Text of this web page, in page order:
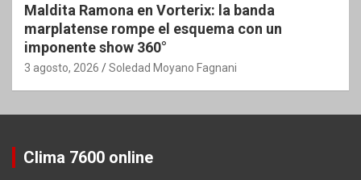
Maldita Ramona en Vorterix: la banda
marplatense rompe el esquema con un
imponente show 360°
3 agosto, 2026 Soledad Moyano Fagnani
Clima 7600 online